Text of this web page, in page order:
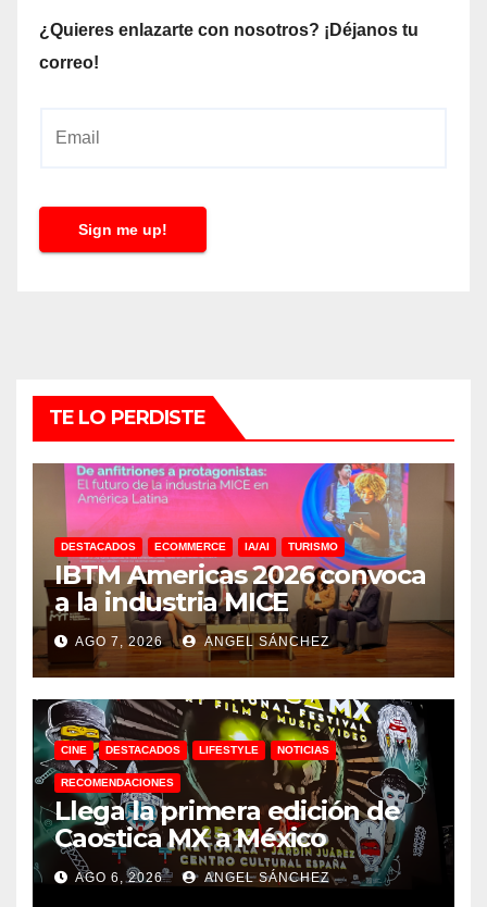
¿Quieres enlazarte con nosotros? ¡Déjanos tu
correo!
l
Sign me up!
TE LO PERDISTE
DESTACADOS ECOMMERCE IA/AI TURISMO
IBTM Americas 2026 convoca
a la industria MICE
AGO 7, 2026 ANGEL SÁNCHEZ
CINE DESTACADOS LIFESTYLE NOTICIAS
RECOMENDACIONES
Llega la primera edición de
Caostica MX a México
AGO 6, 2026 ANGEL SÁNCHEZ